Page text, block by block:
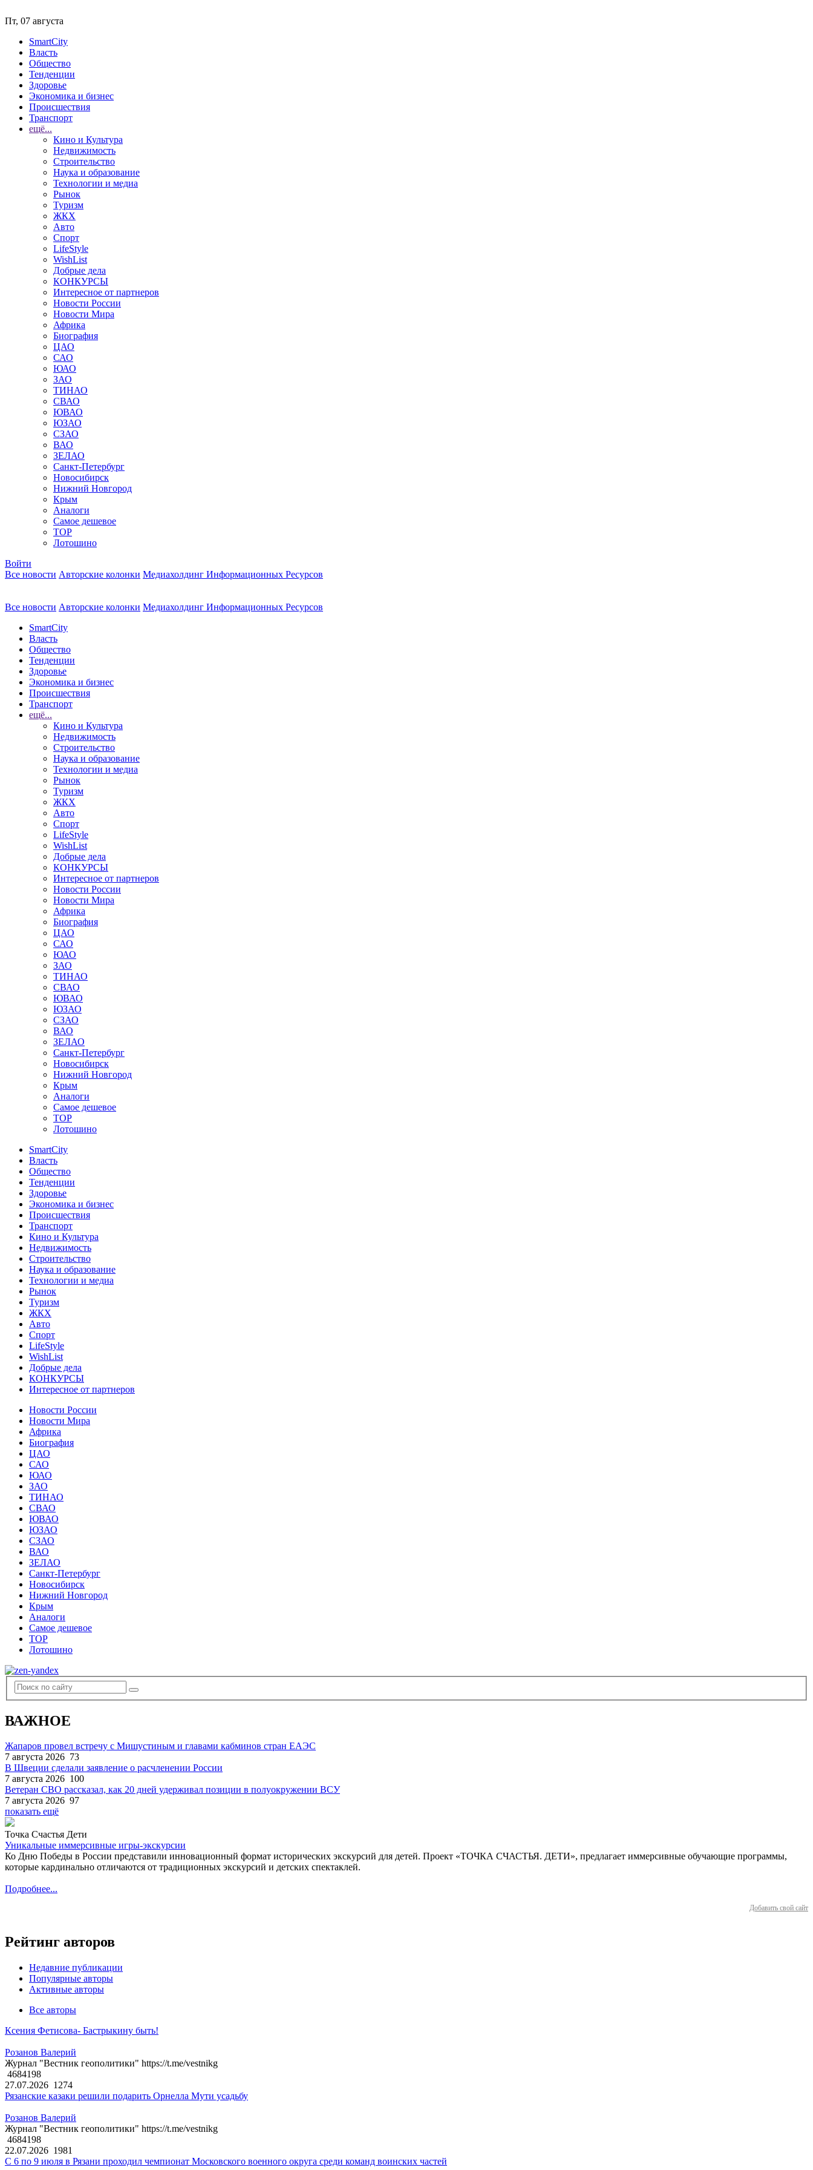
Пт, 07 августа
SmartCity
Власть
Общество
Тенденции
Здоровье
Экономика и бизнес
Происшествия
Транспорт
ещё...
Кино и Культура
Недвижимость
Строительство
Наука и образование
Технологии и медиа
Рынок
Туризм
ЖКХ
Авто
Спорт
LifeStyle
WishList
Добрые дела
КОНКУРСЫ
Интересное от партнеров
Новости России
Новости Мира
Африка
Биография
ЦАО
САО
ЮАО
ЗАО
ТИНАО
СВАО
ЮВАО
ЮЗАО
СЗАО
ВАО
ЗЕЛАО
Санкт-Петербург
Новосибирск
Нижний Новгород
Крым
Аналоги
Самое дешевое
TOP
Лотошино
Войти
Все новости Авторские колонки Медиахолдинг Информационных Ресурсов
Все новости Авторские колонки Медиахолдинг Информационных Ресурсов
SmartCity
Власть
Общество
Тенденции
Здоровье
Экономика и бизнес
Происшествия
Транспорт
ещё...
Кино и Культура
Недвижимость
Строительство
Наука и образование
Технологии и медиа
Рынок
Туризм
ЖКХ
Авто
Спорт
LifeStyle
WishList
Добрые дела
КОНКУРСЫ
Интересное от партнеров
Новости России
Новости Мира
Африка
Биография
ЦАО
САО
ЮАО
ЗАО
ТИНАО
СВАО
ЮВАО
ЮЗАО
СЗАО
ВАО
ЗЕЛАО
Санкт-Петербург
Новосибирск
Нижний Новгород
Крым
Аналоги
Самое дешевое
TOP
Лотошино
SmartCity
Власть
Общество
Тенденции
Здоровье
Экономика и бизнес
Происшествия
Транспорт
Кино и Культура
Недвижимость
Строительство
Наука и образование
Технологии и медиа
Рынок
Туризм
ЖКХ
Авто
Спорт
LifeStyle
WishList
Добрые дела
КОНКУРСЫ
Интересное от партнеров
Новости России
Новости Мира
Африка
Биография
ЦАО
САО
ЮАО
ЗАО
ТИНАО
СВАО
ЮВАО
ЮЗАО
СЗАО
ВАО
ЗЕЛАО
Санкт-Петербург
Новосибирск
Нижний Новгород
Крым
Аналоги
Самое дешевое
TOP
Лотошино
ВАЖНОЕ
Жапаров провел встречу с Мишустиным и главами кабминов стран ЕАЭС
7 августа 2026 73
В Швеции сделали заявление о расчленении России
7 августа 2026 100
Ветеран СВО рассказал, как 20 дней удерживал позиции в полуокружении ВСУ
7 августа 2026 97
показать ещё
Точка Счастья Дети
Уникальные иммерсивные игры-экскурсии
Ко Дню Победы в России представили инновационный формат исторических экскурсий для детей. Проект «ТОЧКА СЧАСТЬЯ. ДЕТИ», предлагает иммерсивные обучающие программы,
которые кардинально отличаются от традиционных экскурсий и детских спектаклей.
Подробнее...
Добавить свой сайт
Рейтинг авторов
Недавние публикации
Популярные авторы
Активные авторы
Все авторы
Ксения Фетисова- Бастрыкину быть!
Розанов Валерий
Журнал "Вестник геополитики" https://t.me/vestnikg
4684198
27.07.2026 1274
Рязанские казаки решили подарить Орнелла Мути усадьбу
Розанов Валерий
Журнал "Вестник геополитики" https://t.me/vestnikg
4684198
22.07.2026 1981
С 6 по 9 июля в Рязани проходил чемпионат Московского военного округа среди команд воинских частей